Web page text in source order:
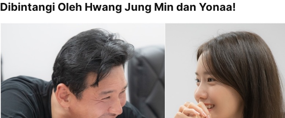
Dibintangi Oleh Hwang Jung Min dan Yonaa!